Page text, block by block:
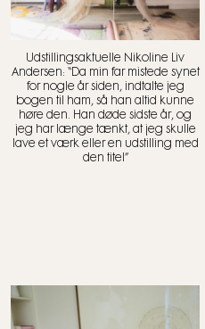
Udstillingsaktuelle Nikoline Liv
Andersen: “Da min far mistede synet
for nogle år siden, indtalte jeg
bogen til ham, så han altid kunne
høre den. Han døde sidste år, og
jeg har længe tænkt, at jeg skulle
lave et værk eller en udstilling med
den titel”